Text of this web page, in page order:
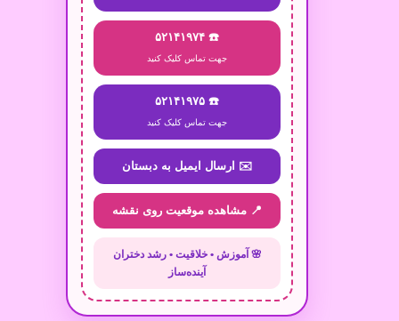
☎️ ۵۲۱۴۱۹۷۴
جهت تماس کلیک کنید
☎️ ۵۲۱۴۱۹۷۵
جهت تماس کلیک کنید
✉️ ارسال ایمیل به دبستان
📍 مشاهده موقعیت روی نقشه
🌸 آموزش • خلاقیت • رشد دختران
آینده‌ساز